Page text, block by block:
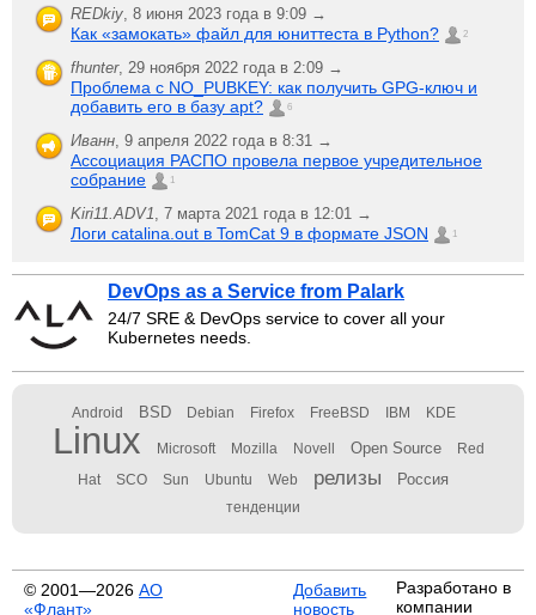
REDkiy, 8 июня 2023 года в 9:09 →
Как «замокать» файл для юниттеста в Python? 2
fhunter, 29 ноября 2022 года в 2:09 →
Проблема с NO_PUBKEY: как получить GPG-ключ и
добавить его в базу apt?
6
Иванн, 9 апреля 2022 года в 8:31 →
Ассоциация РАСПО провела первое учредительное
собрание
1
Kiri11.ADV1, 7 марта 2021 года в 12:01 →
Логи catalina.out в TomCat 9 в формате JSON 1
DevOps as a Service from Palark
24/7 SRE & DevOps service to cover all your
Kubernetes needs.
Android BSD Debian Firefox FreeBSD IBM KDE
Linux Microsoft Mozilla Novell Open Source Red
Hat SCO Sun Ubuntu Web релизы Россия
тенденции
© 2001—2026 АО
«Флант»
Добавить
новость
Разработано в
компании